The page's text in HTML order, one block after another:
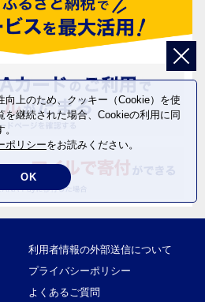
利用者情報の外部送信について
プライバシーポリシー
よくあるご質問
向上のため、クッキー（Cookie）を使
を継続された場合、Cookieの利用に同
ポリシーをお読みください。
OK